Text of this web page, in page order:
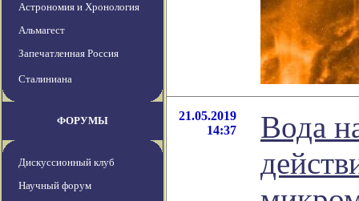
Астрономия и Хронология
Альмагест
Запечатленная Россия
Сталиниана
ФОРУМЫ
Дискуссионный клуб
Научный форум
21.05.2019
14:37
Вода